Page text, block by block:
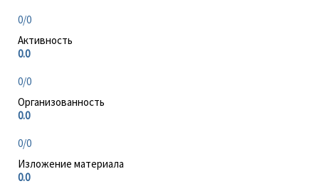
0/0
Активность
0.0
0/0
Организованность
0.0
0/0
Изложение материала
0.0